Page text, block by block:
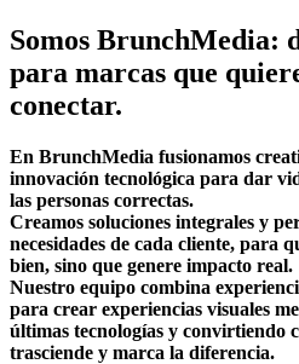
Somos BrunchMedia:
para marcas que
conectar.
En BrunchMedia fusionamos
innovación tecnológica para dar
las personas correctas.
Creamos soluciones integrales y
necesidades de cada cliente, para
bien, sino que genere impacto real.
Nuestro equipo combina
para crear experiencias visuales
últimas tecnologías y convirtiendo
trasciende y marca la diferencia.